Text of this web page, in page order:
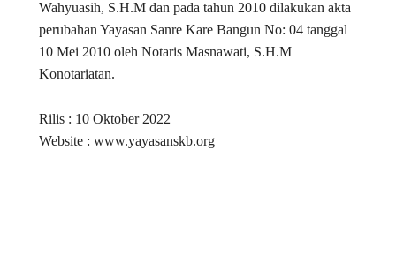
Wahyuasih, S.H.M dan pada tahun 2010 dilakukan akta
perubahan Yayasan Sanre Kare Bangun No: 04 tanggal
10 Mei 2010 oleh Notaris Masnawati, S.H.M
Konotariatan.
Rilis : 10 Oktober 2022
Website : www.yayasanskb.org